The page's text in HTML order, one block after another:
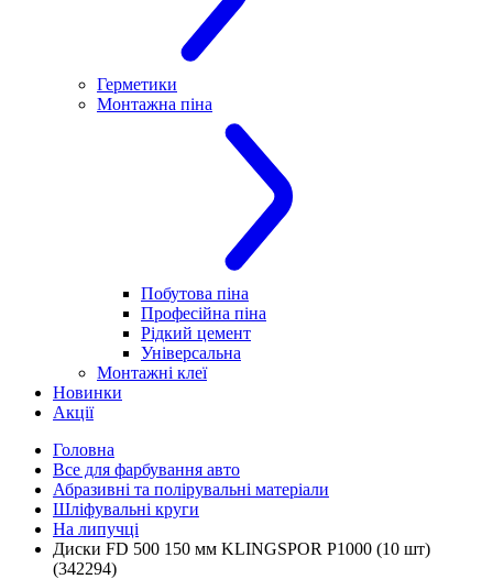
Герметики
Монтажна піна
Побутова піна
Професійна піна
Рідкий цемент
Універсальна
Монтажні клеї
Новинки
Акції
Головна
Все для фарбування авто
Абразивні та полірувальні матеріали
Шліфувальні круги
На липучці
Диски FD 500 150 мм KLINGSPOR P1000 (10 шт)
(342294)